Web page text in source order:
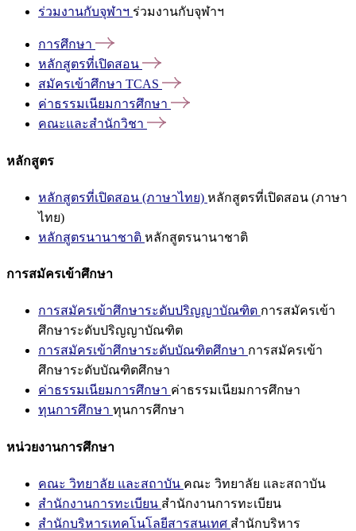
ร่วมงานกับจุฬาฯ ร่วมงานกับจุฬาฯ
การศึกษา
หลักสูตรที่เปิดสอน
สมัครเข้าศึกษา TCAS
ค่าธรรมเนียมการศึกษา
คณะและสำนักวิชา
หลักสูตร
หลักสูตรที่เปิดสอน (ภาษาไทย) หลักสูตรที่เปิดสอน (ภาษา
ไทย)
หลักสูตรนานาชาติ หลักสูตรนานาชาติ
การสมัครเข้าศึกษา
การสมัครเข้าศึกษาระดับปริญญาบัณฑิต การสมัครเข้า
ศึกษาระดับปริญญาบัณฑิต
การสมัครเข้าศึกษาระดับบัณฑิตศึกษา การสมัครเข้า
ศึกษาระดับบัณฑิตศึกษา
ค่าธรรมเนียมการศึกษา ค่าธรรมเนียมการศึกษา
ทุนการศึกษา ทุนการศึกษา
หน่วยงานการศึกษา
คณะ วิทยาลัย และสถาบัน คณะ วิทยาลัย และสถาบัน
สำนักงานการทะเบียน สำนักงานการทะเบียน
สำนักบริหารเทคโนโลยีสารสนเทศ สำนักบริหาร